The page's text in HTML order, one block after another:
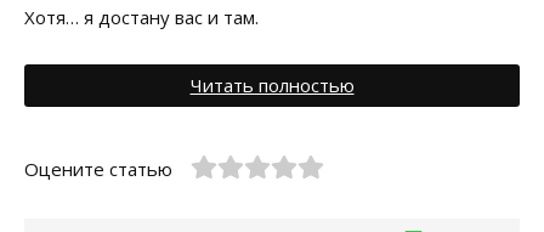
Хотя… я достану вас и там.
Читать полностью
Оцените статью